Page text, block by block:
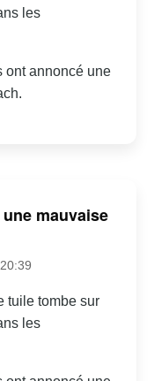
les
ont annoncé une
mauvaise
tuile tombe sur
les